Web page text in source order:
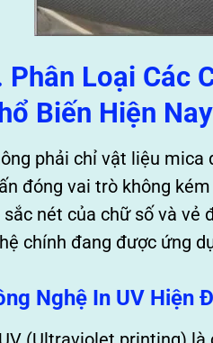
Phân Loại Các
Biến Hiện Nay
phải chỉ vật liệu
đóng vai trò không
sắc nét của chữ số và vẻ
chính đang được ứng
Nghệ In UV Hiện